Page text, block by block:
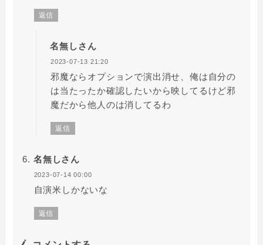
返信
名無しさん
2023-07-13 21:20
邪魔ならオプションで演出消せ、俺は自分の
は当たったか確認したいから映してるけど邪
魔だから他人のは消してるわ
返信
名無しさん
2023-07-14 00:00
自演米しかないな
返信